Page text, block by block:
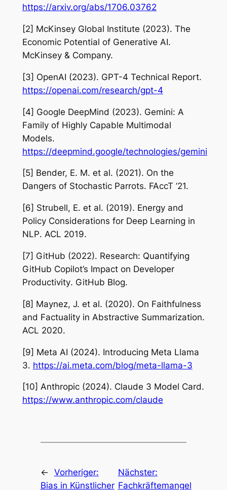
https://arxiv.org/abs/1706.03762
[2] McKinsey Global Institute (2023). The
Economic Potential of Generative AI.
McKinsey & Company.
[3] OpenAI (2023). GPT-4 Technical Report.
https://openai.com/research/gpt-4
[4] Google DeepMind (2023). Gemini: A
Family of Highly Capable Multimodal
Models.
https://deepmind.google/technologies/gemini
[5] Bender, E. M. et al. (2021). On the
Dangers of Stochastic Parrots. FAccT ’21.
[6] Strubell, E. et al. (2019). Energy and
Policy Considerations for Deep Learning in
NLP. ACL 2019.
[7] GitHub (2022). Research: Quantifying
GitHub Copilot’s Impact on Developer
Productivity. GitHub Blog.
[8] Maynez, J. et al. (2020). On Faithfulness
and Factuality in Abstractive Summarization.
ACL 2020.
[9] Meta AI (2024). Introducing Meta Llama
3. https://ai.meta.com/blog/meta-llama-3
[10] Anthropic (2024). Claude 3 Model Card.
https://www.anthropic.com/claude
← Vorheriger:
Bias in Künstlicher
Nächster:
Fachkräftemangel